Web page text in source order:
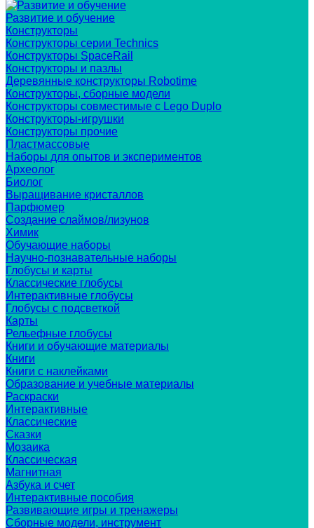
Развитие и обучение
Конструкторы
Конструкторы серии Technics
Конструкторы SpaceRail
Конструкторы и пазлы
Деревянные конструкторы Robotime
Конструкторы, сборные модели
Конструкторы совместимые с Lego Duplo
Конструкторы-игрушки
Конструкторы прочие
Пластмассовые
Наборы для опытов и экспериментов
Археолог
Биолог
Выращивание кристаллов
Парфюмер
Создание слаймов/лизунов
Химик
Обучающие наборы
Научно-познавательные наборы
Глобусы и карты
Классические глобусы
Интерактивные глобусы
Глобусы с подсветкой
Карты
Рельефные глобусы
Книги и обучающие материалы
Книги
Книги с наклейками
Образование и учебные материалы
Раскраски
Интерактивные
Классические
Сказки
Мозаика
Классическая
Магнитная
Азбука и счет
Интерактивные пособия
Развивающие игры и тренажеры
Сборные модели, инструмент